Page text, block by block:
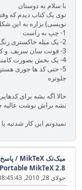
با سلام به دوستان
توی یک کتاب دیدم که
نویسی) بزاره به این
1- چپ به راست
2- یک میله خاکستری رنگ به طول کد سمت چپ
3- فونت سان سریف و کمی کوچکتر از بقیه فونت ها san srif
4- یک بخش بصورت کامنت (قسمت بعد از //)
5- حتی کد ها جوری
جلوتره
حالا اگه بشه برای
بشه براش نوشت عالیه
نمیدونم این کار شدنیه
میک‌تک MikTeX /
Portable MikTeX 2.8 با امکان اجرای زی‌پرشین
جولای 28, 2010, 08:45:43 بعد از ظهر